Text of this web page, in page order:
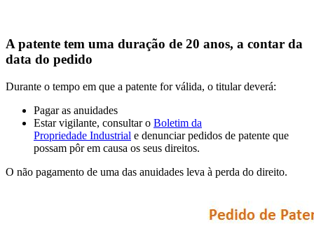
A patente tem uma duração de 20 anos, a contar da
data do pedido
Durante o tempo em que a patente for válida, o titular deverá:
Pagar as anuidades
Estar vigilante, consultar o Boletim da
Propriedade Industrial e denunciar pedidos de patente que
possam pôr em causa os seus direitos.
O não pagamento de uma das anuidades leva à perda do direito.